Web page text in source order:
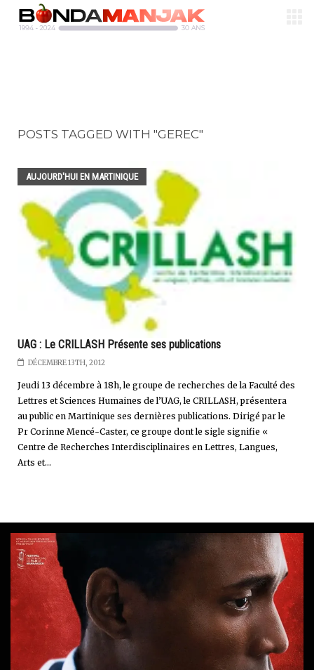
POSTS TAGGED WITH "GEREC"
AUJOURD'HUI EN MARTINIQUE
UAG : Le CRILLASH Présente ses publications
DÉCEMBRE 13TH, 2012
Jeudi 13 décembre à 18h, le groupe de recherches de la Faculté des
Lettres et Sciences Humaines de l’UAG, le CRILLASH, présentera
au public en Martinique ses dernières publications. Dirigé par le
Pr Corinne Mencé-Caster, ce groupe dont le sigle signifie «
Centre de Recherches Interdisciplinaires en Lettres, Langues,
Arts et...